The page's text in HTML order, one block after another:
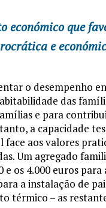
económico que
e
o desempenho
das
e para
a capacidade
aos valores
Um agregado
os 4.000 euros
a instalação de
térmico – as